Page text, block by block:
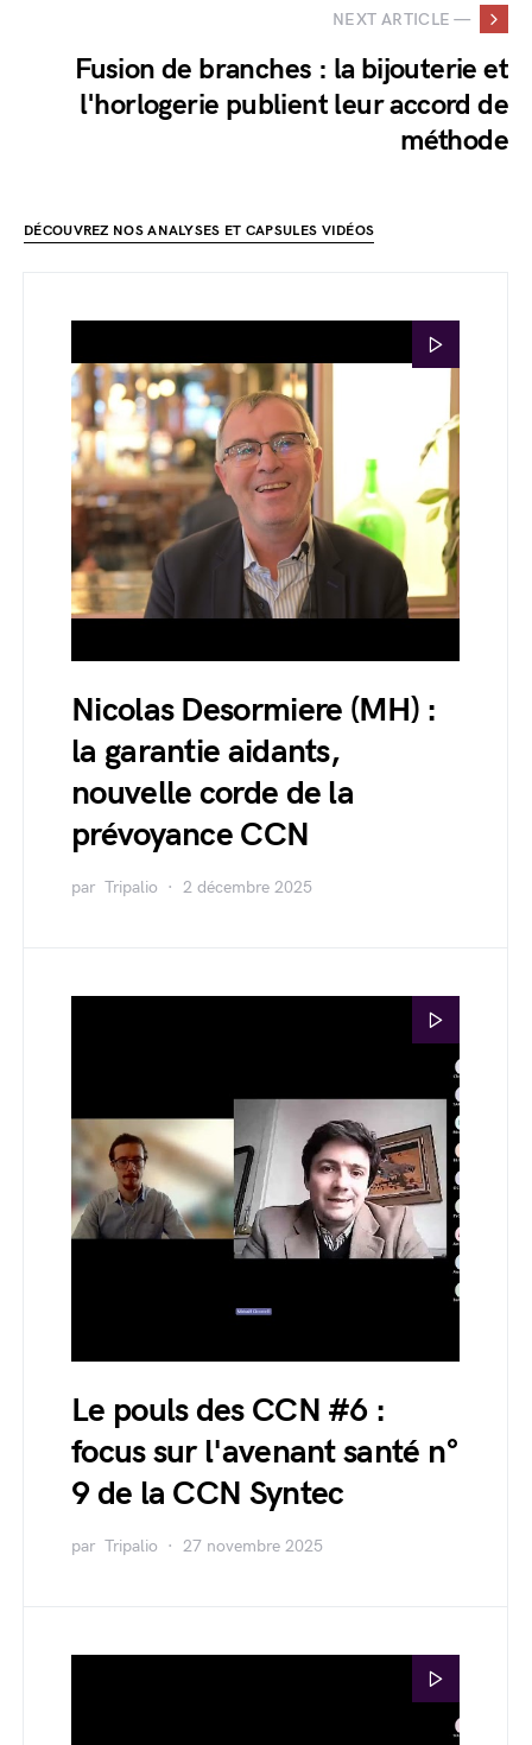
NEXT ARTICLE —
Fusion de branches : la bijouterie et
l'horlogerie publient leur accord de
méthode
DÉCOUVREZ NOS ANALYSES ET CAPSULES VIDÉOS
Nicolas Desormiere (MH) :
la garantie aidants,
nouvelle corde de la
prévoyance CCN
par Tripalio 2 décembre 2025
Le pouls des CCN #6 :
focus sur l'avenant santé n°
9 de la CCN Syntec
par Tripalio 27 novembre 2025